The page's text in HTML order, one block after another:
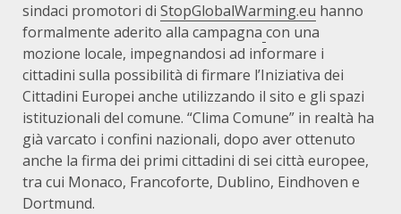
sindaci promotori di StopGlobalWarming.eu hanno
formalmente aderito alla campagna con una
mozione locale, impegnandosi ad informare i
cittadini sulla possibilità di firmare l’Iniziativa dei
Cittadini Europei anche utilizzando il sito e gli spazi
istituzionali del comune. “Clima Comune” in realtà ha
già varcato i confini nazionali, dopo aver ottenuto
anche la firma dei primi cittadini di sei città europee,
tra cui Monaco, Francoforte, Dublino, Eindhoven e
Dortmund.